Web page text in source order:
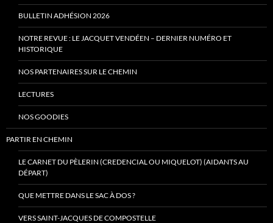
BULLETIN ADHÉSION 2026
NOTRE REVUE : LE JACQUET VENDÉEN – DERNIER NUMÉRO ET
HISTORIQUE
NOS PARTENAIRES SUR LE CHEMIN
LECTURES
NOS GOODIES
PARTIR EN CHEMIN
LE CARNET DU PÈLERIN (CREDENCIAL OU MIQUELOT) (AIDANTS AU
DÉPART)
QUE METTRE DANS LE SAC À DOS ?
VERS SAINT-JACQUES DE COMPOSTELLE